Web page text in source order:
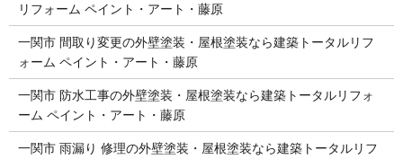
リフォーム ペイント・アート・藤原
一関市 間取り変更の外壁塗装・屋根塗装なら建築トータルリフ
ォーム ペイント・アート・藤原
一関市 防水工事の外壁塗装・屋根塗装なら建築トータルリフォ
ーム ペイント・アート・藤原
一関市 雨漏り 修理の外壁塗装・屋根塗装なら建築トータルリフ